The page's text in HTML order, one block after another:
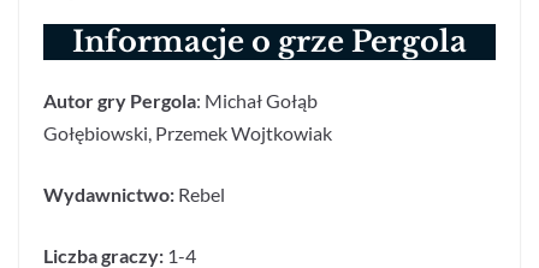
Informacje o grze Pergola
Autor gry Pergola: Michał Gołąb
Gołębiowski, Przemek Wojtkowiak
Wydawnictwo: Rebel
Liczba graczy: 1-4